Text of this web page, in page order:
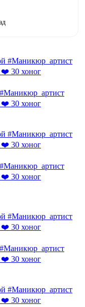
❤️ 30 хоног
❤️ 30 хоног
❤️ 30 хоног